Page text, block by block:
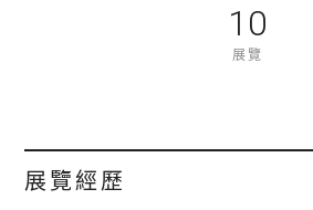
旗：台灣香港錄像展」（2022）。2023
10
展覽
展覽經歷